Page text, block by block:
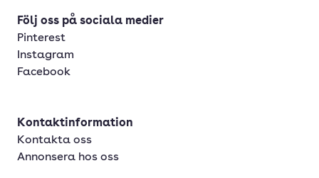
Följ oss på sociala medier
Pinterest
Instagram
Facebook
Kontaktinformation
Kontakta oss
Annonsera hos oss